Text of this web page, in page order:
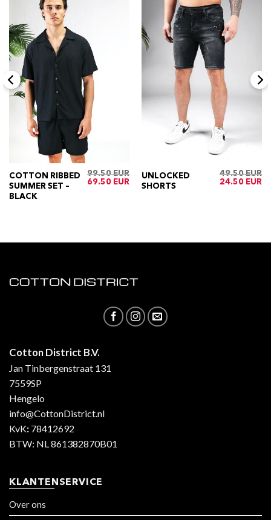
COTTON RIBBED
SUMMER SET –
BLACK
99.50
Oorspronkelijke
69.50
Huidige
prijs
UNLOCKED
SHORTS
49.50
24.50
Cotton District B.V.
Jan Tinbergenstraat 131
7559SP
Hengelo
info@CottonDistrict.nl
KvK: 78412692
BTW: NL 861382870B01
KLANTENSERVICE
Over ons